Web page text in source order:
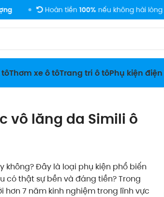
Hoàn tiền100%nếu không hài lòng
Thơm xe ô tôTrang trí ô tôPhụ kiện
vô lăng da Simili ô
không? Đây là loại phụ kiện phổ biến
có thật sự bền và đáng tiền? Trong
hơn 7 năm kinh nghiệm trong lĩnh vực